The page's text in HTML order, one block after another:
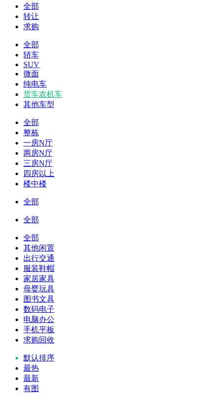
全部
转让
求购
全部
轿车
SUV
微面
纯电车
货车农机车
其他车型
全部
整栋
一房N厅
两房N厅
三房N厅
四房以上
楼中楼
全部
全部
全部
其他闲置
出行交通
服装鞋帽
家居家具
母婴玩具
图书文具
数码电子
电脑办公
手机平板
求购回收
默认排序
最热
最新
有图